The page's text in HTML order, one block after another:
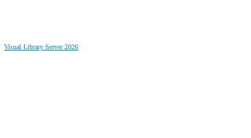
Visual Library Server 2026